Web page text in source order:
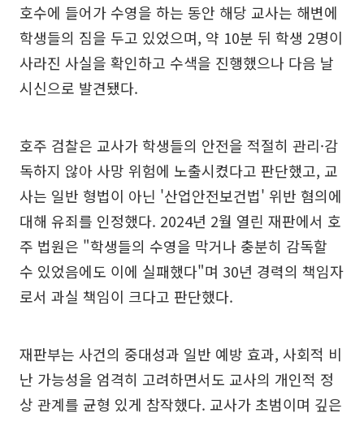
호수에 들어가 수영을 하는 동안 해당 교사는 해변에
학생들의 짐을 두고 있었으며, 약 10분 뒤 학생 2명이
사라진 사실을 확인하고 수색을 진행했으나 다음 날
시신으로 발견됐다.
호주 검찰은 교사가 학생들의 안전을 적절히 관리·감
독하지 않아 사망 위험에 노출시켰다고 판단했고, 교
사는 일반 형법이 아닌 '산업안전보건법' 위반 혐의에
대해 유죄를 인정했다. 2024년 2월 열린 재판에서 호
주 법원은 "학생들의 수영을 막거나 충분히 감독할
수 있었음에도 이에 실패했다"며 30년 경력의 책임자
로서 과실 책임이 크다고 판단했다.
재판부는 사건의 중대성과 일반 예방 효과, 사회적 비
난 가능성을 엄격히 고려하면서도 교사의 개인적 정
상 관계를 균형 있게 참작했다. 교사가 초범이며 깊은